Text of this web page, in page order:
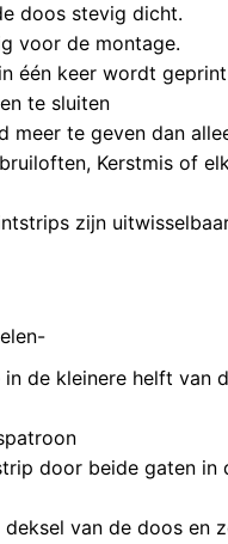
doos stevig dicht.
voor de montage.
één keer wordt geprint
te sluiten
meer te geven dan
Kerstmis of
zijn
de kleinere helft van
door beide gaten in
van de doos en